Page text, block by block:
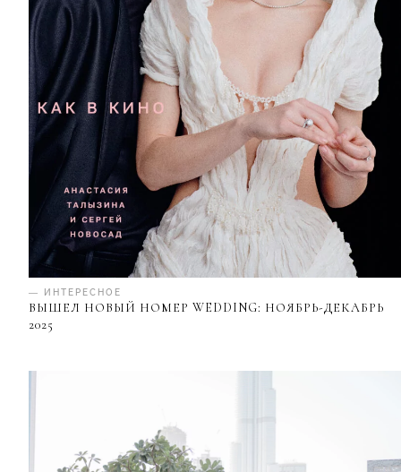
— ИНТЕРЕСНОЕ
ВЫШЕЛ НОВЫЙ НОМЕР WEDDING: НОЯБРЬ-ДЕКАБРЬ
2025